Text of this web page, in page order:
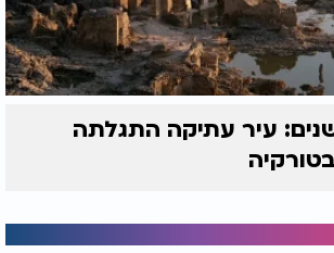
עיר עתיקה התגלתה